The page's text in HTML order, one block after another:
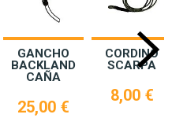
GANCHO
BACKLAND
CAÑA
25,00 €
CORDINO
SCARPA
8,00 €